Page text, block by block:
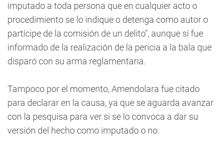
imputado a toda persona que en cualquier acto o
procedimiento se lo indique o detenga como autor o
partícipe de la comisión de un delito", aunque sí fue
informado de la realización de la pericia a la bala que
disparó con su arma reglamentaria.
Tampoco por el momento, Amendolara fue citado
para declarar en la causa, ya que se aguarda avanzar
con la pesquisa para ver si se lo convoca a dar su
versión del hecho como imputado o no.